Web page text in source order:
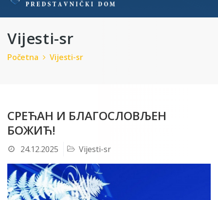
Vijesti-sr
Početna Vijesti-sr
СРЕЋАН И БЛАГОСЛОВЉЕН
БОЖИЋ!
24.12.2025 Vijesti-sr